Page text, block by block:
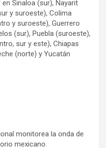
Sinaloa (sur), Nayarit
y suroeste), Colima
y suroeste), Guerrero
(sur), Puebla (suroeste),
sur y este), Chiapas
(norte) y Yucatán
monitorea la onda de
mexicano.